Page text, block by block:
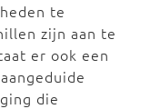
te
zijn aan te
er ook een
die